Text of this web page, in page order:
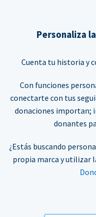
Personaliza
Cuenta tu historia y
Con funciones
conectarte con tus
donaciones importan;
donantes
¿Estás buscando
propia marca y utilizar